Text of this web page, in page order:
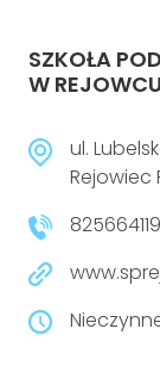
SZKOŁA
W
ul.
Rejowiec
825664119